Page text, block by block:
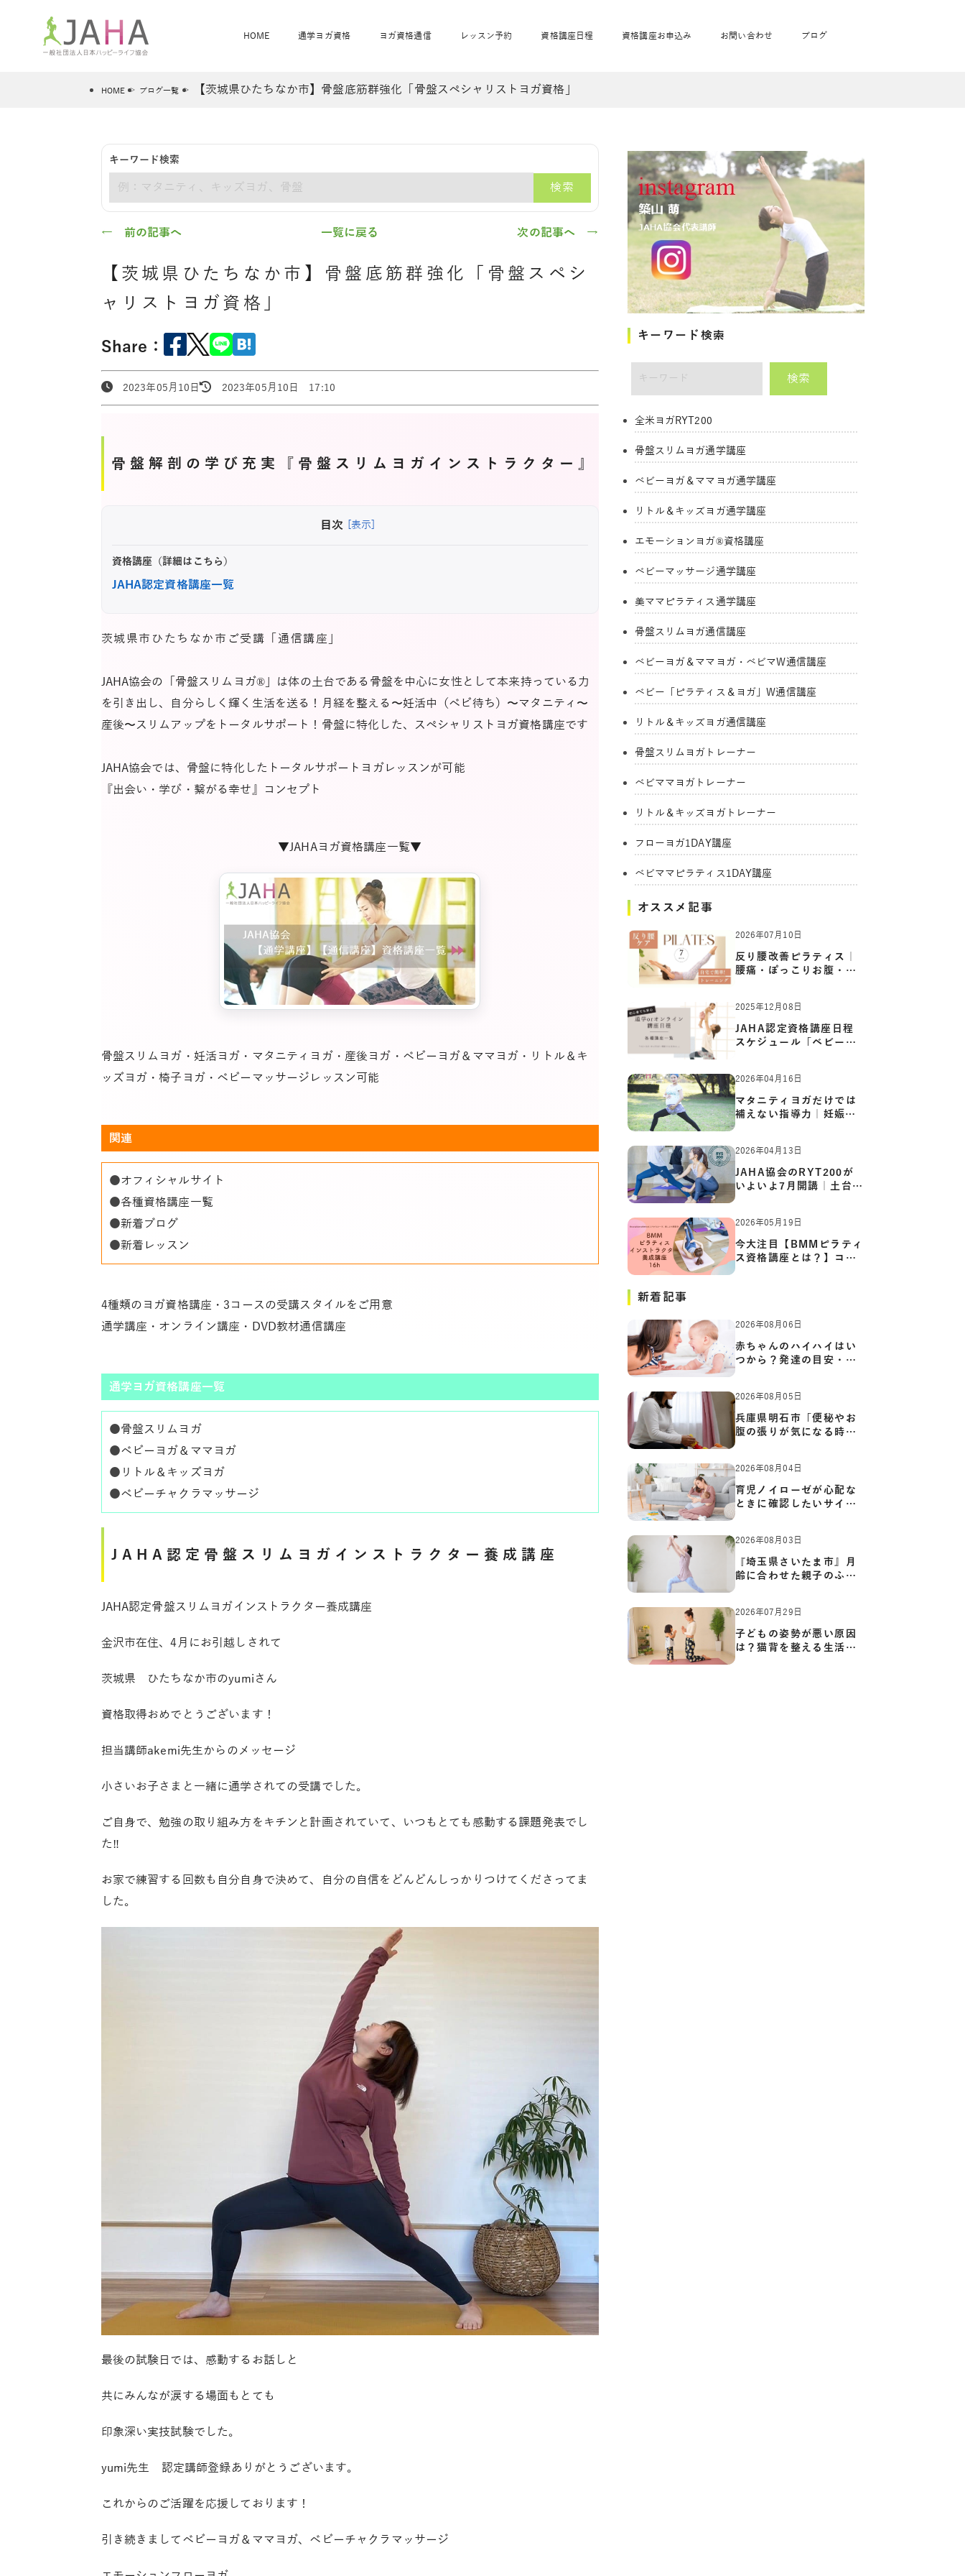
HOME
JAHAについて JAHAヨガスタジオ概要 直営校ブログ
通学ヨガ資格
JAHA資格講座一覧 卒業生の声 養成講座お申込み
リトル＆キッズヨガ通学
エモーションヨガ®通学
ベビーマッサージ通学
美ママピラティス通学
ヨガ資格通信
骨盤スリムヨガ®通信 ベビママヨガW通信 ベビー「ピラティス＆ヨガ」W通信 リトル＆キッズヨガ通信
レッスン予約
ヨガレッスンカレンダー オンラインヨガ詳細 出張ヨガ・オフィスヨガ
ベビママヨガ
ベビーチャクラマッサージ
JAHAnavi Lesson
資格講座日程
全米ヨガRYT200
骨盤スリムヨガ
®
オンライン講座
資格講座お申込み お問い合わせ ブログ
HOME ブログ一覧 【茨城県ひたちなか市】骨盤底筋群強化「骨盤スペシャリストヨガ資格」
キーワード検索
検索
← 前の記事へ 一覧に戻る 次の記事へ →
【茨城県ひたちなか市】骨盤底筋群強化「骨盤スペシ
ャリストヨガ資格」
Share：
2023年05月10日 2023年05月10日 17:10
骨盤解剖の学び充実『骨盤スリムヨガインストラクター』
目次 [表示]
資格講座（詳細はこちら）
JAHA認定資格講座一覧
茨城県市ひたちなか市ご受講「通信講座」
JAHA協会の「骨盤スリムヨガ®」は体の土台である骨盤を中心に女性として本来持っている力
を引き出し、自分らしく輝く生活を送る！月経を整える〜妊活中（ベビ待ち）〜マタニティ〜
産後〜スリムアップをトータルサポート！骨盤に特化した、スペシャリストヨガ資格講座です
JAHA協会では、骨盤に特化したトータルサポートヨガレッスンが可能
『出会い・学び・繋がる幸せ』コンセプト
▼JAHAヨガ資格講座一覧▼
骨盤スリムヨガ・妊活ヨガ・マタニティヨガ・産後ヨガ・ベビーヨガ＆ママヨガ・リトル＆キ
ッズヨガ・椅子ヨガ・ベビーマッサージレッスン可能
関連
●オフィシャルサイト
●各種資格講座一覧
●新着ブログ
●新着レッスン
4種類のヨガ資格講座・3コースの受講スタイルをご用意
通学講座・オンライン講座・DVD教材通信講座
通学ヨガ資格講座一覧
●骨盤スリムヨガ
●ベビーヨガ＆ママヨガ
● リトル＆キッズヨガ
●ベビーチャクラマッサージ
JAHA認定骨盤スリムヨガインストラクター養成講座
JAHA認定骨盤スリムヨガインストラクター養成講座
金沢市在住、4月にお引越しされて
茨城県 ひたちなか市のyumi さん
資格取得おめでとうございます！
担当講師akemi先生からのメッセージ
小さいお子さまと一緒に通学されての受講でした。
ご自身で、勉強の取り組み方をキチンと計画されていて、いつもとても感動する課題発表でし
た‼︎
お家で練習する回数も自分自身で決めて、自分の自信をどんどんしっかりつけてくださってま
した。
最後の試験日では、感動するお話しと
共にみんなが涙する場面もとても
印象深い実技試験でした。
yumi先生 認定講師登録ありがとうございます。
これからのご活躍を応援しております！
引き続きましてベビーヨガ＆ママヨガ、ベビーチャクラマッサージ
キーワード検索
検索
全米ヨガRYT200
骨盤スリムヨガ通学講座
ベビーヨガ＆ママヨガ通学講座
リトル＆キッズヨガ通学講座
エモーションヨガ®資格講座
ベビーマッサージ通学講座
美ママピラティス通学講座
骨盤スリムヨガ通信講座
ベビーヨガ＆ママヨガ・ベビマW通信講座
ベビー「ピラティス＆ヨガ」W通信講座
リトル＆キッズヨガ通信講座
骨盤スリムヨガトレーナー
ベビママヨガトレーナー
リトル＆キッズヨガトレーナー
フローヨガ1DAY講座
ベビママピラティス1DAY講座
オススメ記事
2026年07月10日
反り腰改善ピラティス｜
腰痛・ぽっこりお腹・姿
2025年12月08日
JAHA認定資格講座日程
スケジュール「ベビーヨ
2026年04月16日
マタニティヨガだけでは
補えない指導力｜妊娠期
の体…
2026年04月13日
JAHA協会のRYT200が
いよいよ7月開講｜土台か
ら応用ま…
2026年05月19日
今大注目【BMMピラティ
ス資格講座とは？】コア
からカ…
新着記事
2026年08月06日
赤ちゃんのハイハイはい
つから？発達の目安・練
習方…
2026年08月05日
兵庫県明石市「便秘やお
腹の張りが気になる時に
知っ…
2026年08月04日
育児ノイローゼが心配な
ときに確認したいサイン
と心…
2026年08月03日
『埼玉県さいたま市』月
齢に合わせた親子のふれ
あい…
2026年07月29日
子どもの姿勢が悪い原因
は？猫背を整える生活習
慣と…